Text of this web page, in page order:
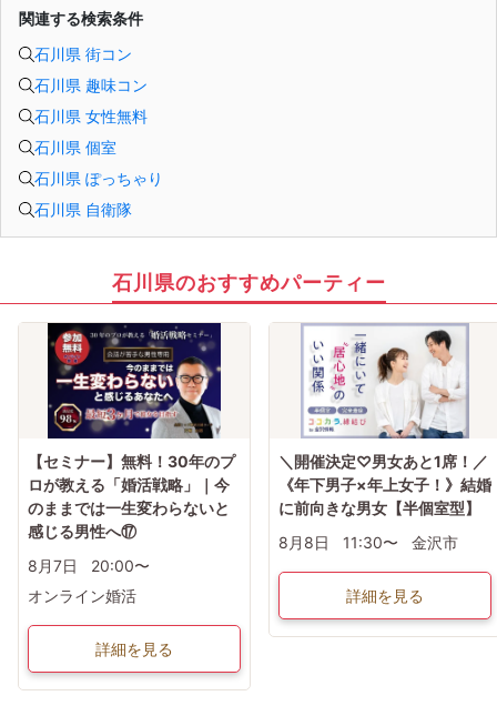
関連する検索条件
石川県 街コン
石川県 趣味コン
石川県 女性無料
石川県 個室
石川県 ぽっちゃり
石川県 自衛隊
石川県のおすすめパーティー
【セミナー】無料！30年のプ
ロが教える「婚活戦略」｜今
のままでは一生変わらないと
感じる男性へ⑰
8月7日
20:00〜
オンライン婚活
詳細を見る
＼開催決定♡男女あと1席！／
《年下男子×年上女子！》結婚
に前向きな男女【半個室型】
8月8日
11:30〜 金沢市
詳細を見る